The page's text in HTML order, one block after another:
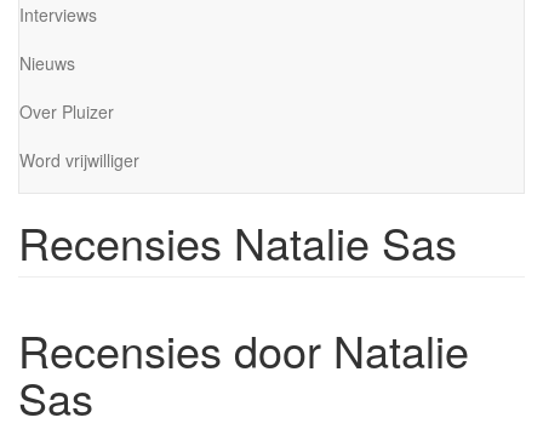
Interviews
Nieuws
Over Pluizer
Word vrijwilliger
Recensies Natalie Sas
Recensies door Natalie
Sas